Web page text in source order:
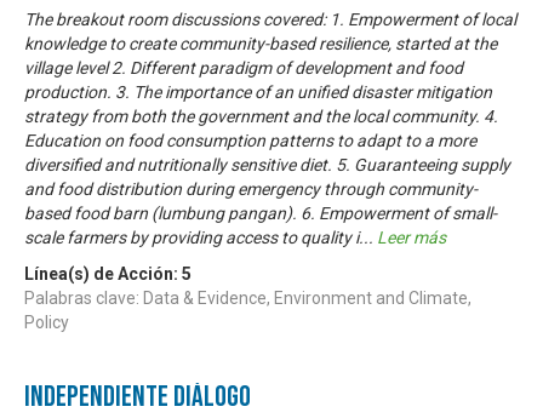
The breakout room discussions covered: 1. Empowerment of local
knowledge to create community-based resilience, started at the
village level 2. Different paradigm of development and food
production. 3. The importance of an unified disaster mitigation
strategy from both the government and the local community. 4.
Education on food consumption patterns to adapt to a more
diversified and nutritionally sensitive diet. 5. Guaranteeing supply
and food distribution during emergency through community-
based food barn (lumbung pangan). 6. Empowerment of small-
scale farmers by providing access to quality i... Leer más
Línea(s) de Acción: 5
Palabras clave: Data & Evidence, Environment and Climate,
Policy
Independiente Diálogo